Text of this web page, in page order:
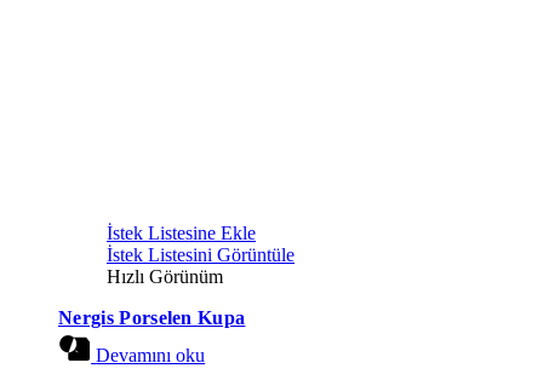
İstek Listesine Ekle
İstek Listesini Görüntüle
Hızlı Görünüm
Nergis Porselen Kupa
Devamını oku